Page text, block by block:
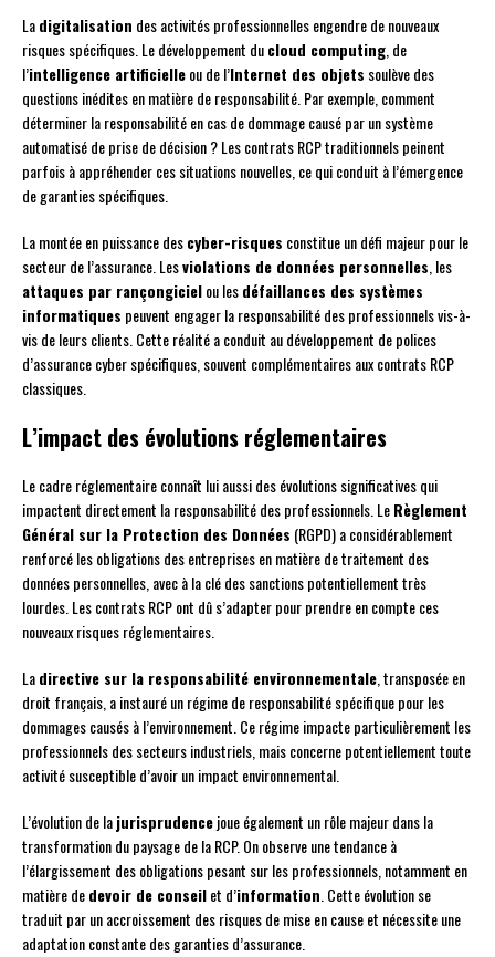
Ladigitalisation des activités professionnelles engendre de nouveaux
risques spécifiques. Le développement ducloud computing, de
l’intelligence artificielleou de l’Internet des objets soulève des
questions inédites en matière de responsabilité. Par exemple, comment
déterminer la responsabilité en cas de dommage causé par un système
automatisé de prise de décision ? Les contrats RCP traditionnels peinent
parfois à appréhender ces situations nouvelles, ce qui conduit à l’émergence
de garanties spécifiques.
La montée en puissance descyber-risques constitue un défi majeur pour le
secteur de l’assurance. Lesviolations de données personnelles, les
attaques par rançongicielou lesdéfaillances des systèmes
informatiques peuvent engager la responsabilité des professionnels vis-à-
vis de leurs clients. Cette réalité a conduit au développement de polices
d’assurance cyber spécifiques, souvent complémentaires aux contrats RCP
classiques.
L’impact des évolutions réglementaires
Le cadre réglementaire connaît lui aussi des évolutions significatives qui
impactent directement la responsabilité des professionnels. LeRèglement
Général sur la Protection des Données (RGPD) a considérablement
renforcé les obligations des entreprises en matière de traitement des
données personnelles, avec à la clé des sanctions potentiellement très
lourdes. Les contrats RCP ont dû s’adapter pour prendre en compte ces
nouveaux risques réglementaires.
Ladirective sur la responsabilité environnementale, transposée en
droit français, a instauré un régime de responsabilité spécifique pour les
dommages causés à l’environnement. Ce régime impacte particulièrement les
professionnels des secteurs industriels, mais concerne potentiellement toute
activité susceptible d’avoir un impact environnemental.
L’évolution de lajurisprudencejoue également un rôle majeur dans la
transformation du paysage de la RCP. On observe une tendance à
l’élargissement des obligations pesant sur les professionnels, notamment en
matière dedevoir de conseilet d’information. Cette évolution se
traduit par un accroissement des risques de mise en cause et nécessite une
adaptation constante des garanties d’assurance.